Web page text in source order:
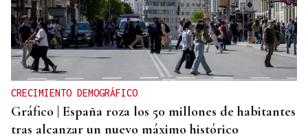
CRECIMIENTO DEMOGRÁFICO
Gráfico | España roza los 50 millones de habitantes
tras alcanzar un nuevo máximo histórico